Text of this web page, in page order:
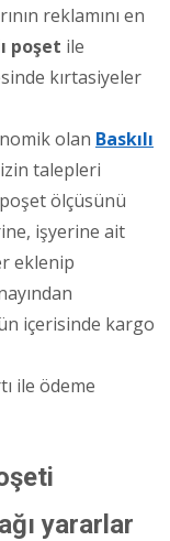
reklamını en
poşet ile
kırtasiyeler
olan Baskılı
talepleri
ölçüsünü
işyerine ait
eklenip
içerisinde kargo
ile ödeme
yararlar